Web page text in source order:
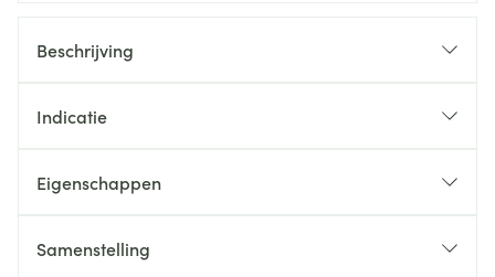
Beschrijving
Indicatie
Eigenschappen
Samenstelling